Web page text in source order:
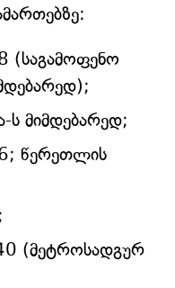
(საგამოფენო
ს მიმდებარედ;
წერეთლის
(მეტროსადგურ